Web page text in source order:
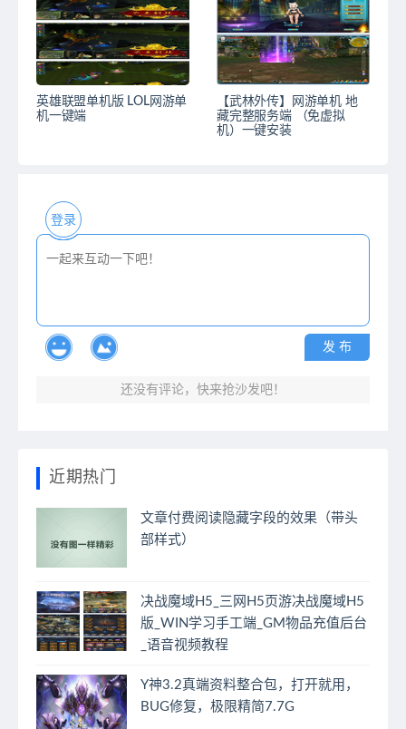
英雄联盟单机版 LOL网游单
机一键端
【武林外传】网游单机 地
藏完整服务端 （免虚拟
机）一键安装
登录
发 布
还没有评论，快来抢沙发吧！
近期热门
文章付费阅读隐藏字段的效果（带头
部样式）
决战魔域H5_三网H5页游决战魔域H5
版_WIN学习手工端_GM物品充值后台
_语音视频教程
Y神3.2真端资料整合包，打开就用，
BUG修复，极限精简7.7G